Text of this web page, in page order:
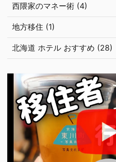
西隈家のマネー術 (4)
地方移住 (1)
北海道 ホテル おすすめ (28)